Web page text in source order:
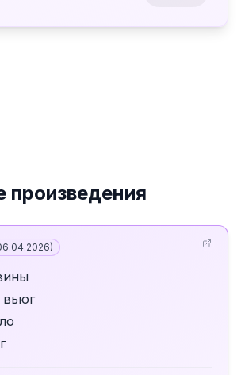
произведения
)
вьюг